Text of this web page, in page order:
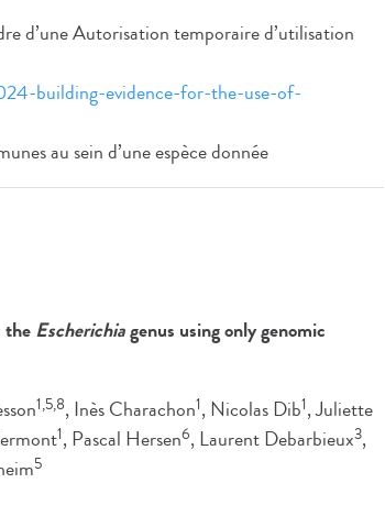
d’une Autorisation temporaire d’utilisation
building-evidence-for-the-use-of-
au sein d’une espèce donnée
theEscherichiagenus using only genomic
1,5,8, Inès Charachon1, Nicolas Dib1, Juliette
1, Pascal Hersen6, Laurent Debarbieux3,
5